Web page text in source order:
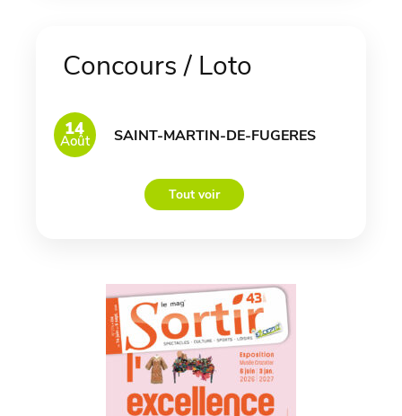
Concours / Loto
14
Août SAINT-MARTIN-DE-FUGERES
Tout voir